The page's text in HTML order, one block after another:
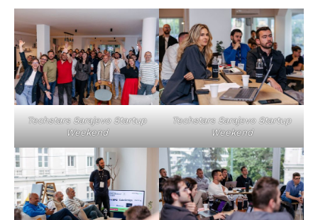
Techstars Sarajevo Startup
Weekend
Techstars Sarajevo Startup
Weekend